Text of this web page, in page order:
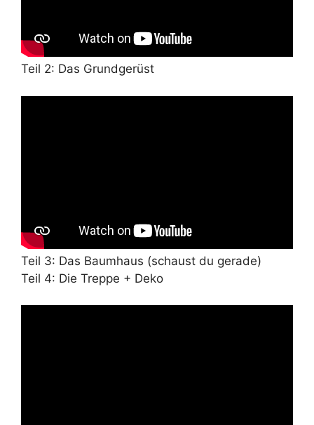
Teil 2: Das Grundgerüst
Teil 3: Das Baumhaus (schaust du gerade)
Teil 4: Die Treppe + Deko